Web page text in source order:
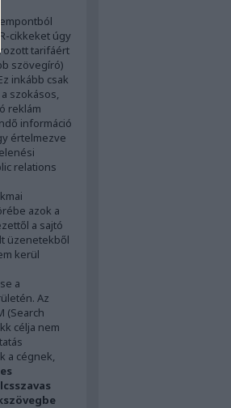
cikkeket úgy
tarifáért
szövegíró)
inkább csak
szokásos,
reklám
információ
értelmezve
relations
azok a
a sajtó
üzenetekből
kerül
a
Az
(Search
célja nem
a cégnek,